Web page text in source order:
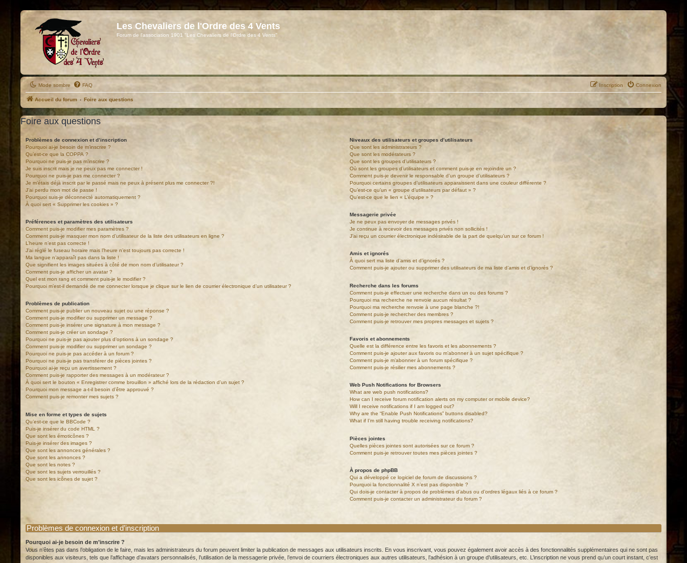
Les Chevaliers de l'Ordre des 4 Vents
Forum de l'association 1901 "Les Chevaliers de l'Ordre des 4 Vents"
Mode sombre FAQ Connexion
Inscription
Accueil du forum Foire aux questions
Foire aux questions
Problèmes de connexion et d’inscription
Pourquoi ai-je besoin de m’inscrire ?
Qu’est-ce que la COPPA ?
Pourquoi ne puis-je pas m’inscrire ?
Je suis inscrit mais je ne peux pas me connecter !
Pourquoi ne puis-je pas me connecter ?
Je m’étais déjà inscrit par le passé mais ne peux à présent plus me connecter ?!
J’ai perdu mon mot de passe !
Pourquoi suis-je déconnecté automatiquement ?
À quoi sert « Supprimer les cookies » ?
Préférences et paramètres des utilisateurs
Comment puis-je modifier mes paramètres ?
Comment puis-je masquer mon nom d’utilisateur de la liste des utilisateurs en ligne ?
L’heure n’est pas correcte !
J’ai réglé le fuseau horaire mais l’heure n’est toujours pas correcte !
Ma langue n’apparaît pas dans la liste !
Que signifient les images situées à côté de mon nom d’utilisateur ?
Comment puis-je afficher un avatar ?
Quel est mon rang et comment puis-je le modifier ?
Pourquoi m’est-il demandé de me connecter lorsque je clique sur le lien de courrier électronique d’un utilisateur ?
Problèmes de publication
Comment puis-je publier un nouveau sujet ou une réponse ?
Comment puis-je modifier ou supprimer un message ?
Comment puis-je insérer une signature à mon message ?
Comment puis-je créer un sondage ?
Pourquoi ne puis-je pas ajouter plus d’options à un sondage ?
Comment puis-je modifier ou supprimer un sondage ?
Pourquoi ne puis-je pas accéder à un forum ?
Pourquoi ne puis-je pas transférer de pièces jointes ?
Pourquoi ai-je reçu un avertissement ?
Comment puis-je rapporter des messages à un modérateur ?
À quoi sert le bouton « Enregistrer comme brouillon » affiché lors de la rédaction d’un sujet ?
Pourquoi mon message a-t-il besoin d’être approuvé ?
Comment puis-je remonter mes sujets ?
Mise en forme et types de sujets
Qu’est-ce que le BBCode ?
Puis-je insérer du code HTML ?
Que sont les émoticônes ?
Puis-je insérer des images ?
Que sont les annonces générales ?
Que sont les annonces ?
Que sont les notes ?
Que sont les sujets verrouillés ?
Que sont les icônes de sujet ?
Niveaux des utilisateurs et groupes d’utilisateurs
Que sont les administrateurs ?
Que sont les modérateurs ?
Que sont les groupes d’utilisateurs ?
Où sont les groupes d’utilisateurs et comment puis-je en rejoindre un ?
Comment puis-je devenir le responsable d’un groupe d’utilisateurs ?
Pourquoi certains groupes d’utilisateurs apparaissent dans une couleur différente ?
Qu’est-ce qu’un « groupe d’utilisateurs par défaut » ?
Qu’est-ce que le lien « L’équipe » ?
Messagerie privée
Je ne peux pas envoyer de messages privés !
Je continue à recevoir des messages privés non sollicités !
J’ai reçu un courrier électronique indésirable de la part de quelqu’un sur ce forum !
Amis et ignorés
À quoi sert ma liste d’amis et d’ignorés ?
Comment puis-je ajouter ou supprimer des utilisateurs de ma liste d’amis et d’ignorés ?
Recherche dans les forums
Comment puis-je effectuer une recherche dans un ou des forums ?
Pourquoi ma recherche ne renvoie aucun résultat ?
Pourquoi ma recherche renvoie à une page blanche ?!
Comment puis-je rechercher des membres ?
Comment puis-je retrouver mes propres messages et sujets ?
Favoris et abonnements
Quelle est la différence entre les favoris et les abonnements ?
Comment puis-je ajouter aux favoris ou m’abonner à un sujet spécifique ?
Comment puis-je m’abonner à un forum spécifique ?
Comment puis-je résilier mes abonnements ?
Web Push Notifications for Browsers
What are web push notifications?
How can I receive forum notification alerts on my computer or mobile device?
Will I receive notifications if I am logged out?
Why are the “Enable Push Notifications” buttons disabled?
What if I’m still having trouble receiving notifications?
Pièces jointes
Quelles pièces jointes sont autorisées sur ce forum ?
Comment puis-je retrouver toutes mes pièces jointes ?
À propos de phpBB
Qui a développé ce logiciel de forum de discussions ?
Pourquoi la fonctionnalité X n’est pas disponible ?
Qui dois-je contacter à propos de problèmes d’abus ou d’ordres légaux liés à ce forum ?
Comment puis-je contacter un administrateur du forum ?
Problèmes de connexion et d’inscription
Pourquoi ai-je besoin de m’inscrire ?
Vous n’êtes pas dans l’obligation de le faire, mais les administrateurs du forum peuvent limiter la publication de messages aux utilisateurs inscrits. En vous inscrivant, vous pouvez également avoir accès à des fonctionnalités supplémentaires qui ne sont pas
disponibles aux visiteurs, tels que l’affichage d’avatars personnalisés, l’utilisation de la messagerie privée, l’envoi de courriers électroniques aux autres utilisateurs, l’adhésion à un groupe d’utilisateurs, etc. L’inscription ne vous prend qu’un court instant, c’est